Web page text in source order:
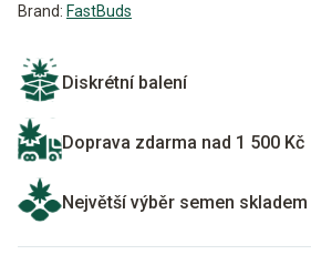
Brand: FastBuds
Diskrétní balení
Doprava zdarma nad 1 500 Kč
Největší výběr semen skladem